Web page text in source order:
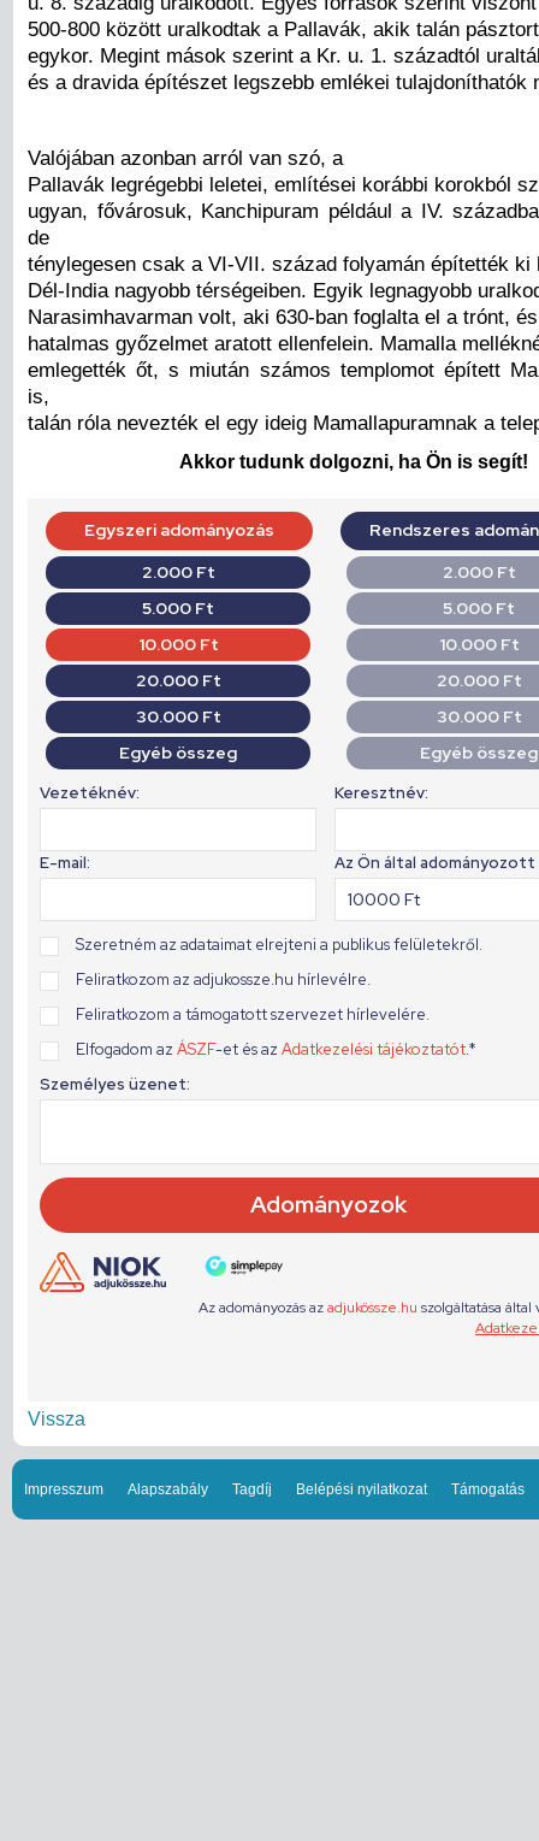
500-800 között uralkodtak a Pallavák, akik talán
egykor. Megint mások szerint a Kr. u. 1. századtól
és a dravida építészet legszebb emlékei tulajdoníthatók
Valójában azonban arról van szó, a
Pallavák legrégebbi leletei, említései korábbi korokból
ugyan, fővárosuk, Kanchipuram például a IV.
de
ténylegesen csak a VI-VII. század folyamán építették ki
Dél-India nagyobb térségeiben. Egyik legnagyobb
Narasimhavarman volt, aki 630-ban foglalta el a trónt,
hatalmas győzelmet aratott ellenfelein. Mamalla
emlegették őt, s miután számos templomot épített
is,
talán róla nevezték el egy ideig Mamallapuramnak a
Akkor tudunk dolgozni, ha Ön is segít!
Vissza
Impresszum Alapszabály Tagdíj Belépési nyilatkozat Támogatás